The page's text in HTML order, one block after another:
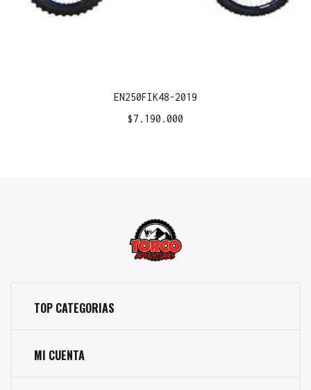
EN250FIK48-2019
$7.190.000
TOP CATEGORIAS
MI CUENTA